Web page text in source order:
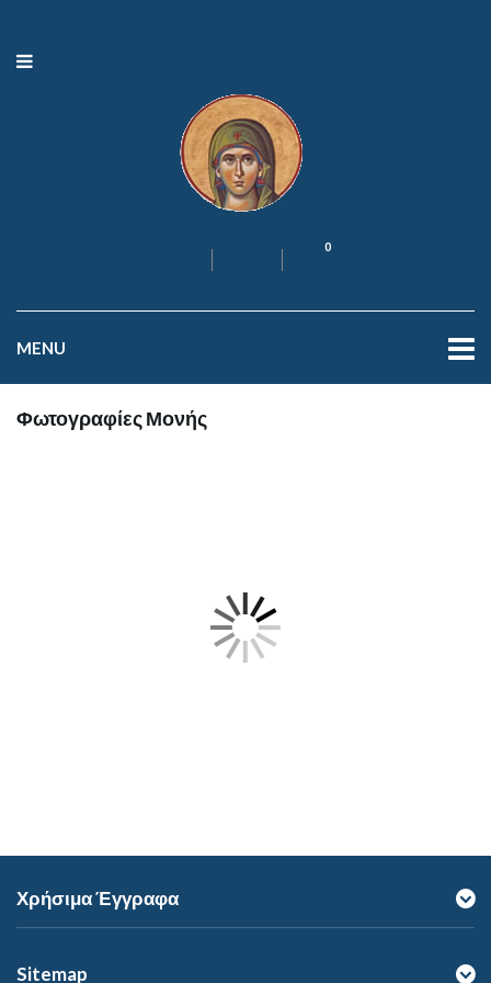
0
MENU
Φωτογραφίες Μονής
Χρήσιμα Έγγραφα
Sitemap